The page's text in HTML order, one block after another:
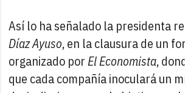
Así lo ha señalado la presidenta
Díaz Ayuso, en la clausura de un
organizado porEl Economista,
que cada compañía inoculará un